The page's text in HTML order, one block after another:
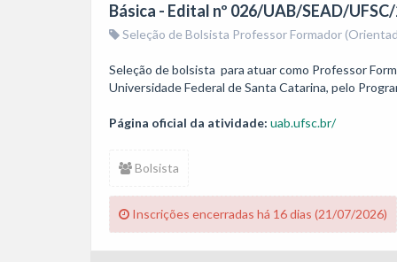
Básica - Edital nº 026/UAB/SEAD/
Seleção de Bolsista Professor Formador
Seleção de bolsista  para atuar como Professor
Universidade Federal de Santa Catarina, pelo
Página oficial da atividade: uab.ufsc.br/
Bolsista
Inscrições encerradas há 16 dias (21/07/2026)